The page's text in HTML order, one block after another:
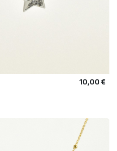
10,00 €